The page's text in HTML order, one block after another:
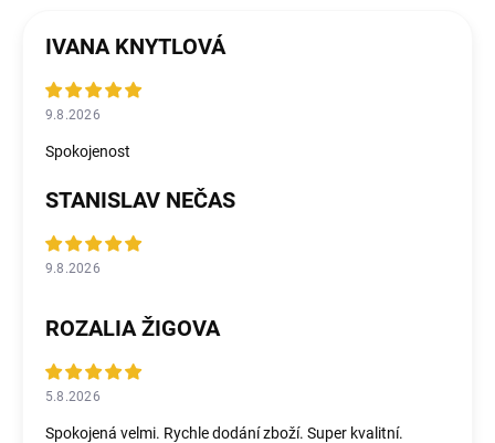
IVANA KNYTLOVÁ
9.8.2026
Spokojenost
STANISLAV NEČAS
9.8.2026
ROZALIA ŽIGOVA
5.8.2026
Spokojená velmi. Rychle dodání zboží. Super kvalitní.